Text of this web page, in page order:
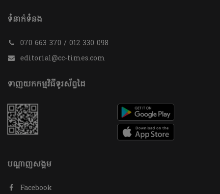
ទំនាក់ទំនង
070 663 370 / 012 330 098
editorial@cc-times.com
ទាញយកកម្មវិធីទូរស័ព្ទដៃ
បណ្តាញសង្គម
Facebook